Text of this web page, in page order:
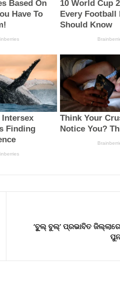
‘ବୁୁଲ୍ ବୁଲ୍‌’ ପ୍ରଭାବିତ